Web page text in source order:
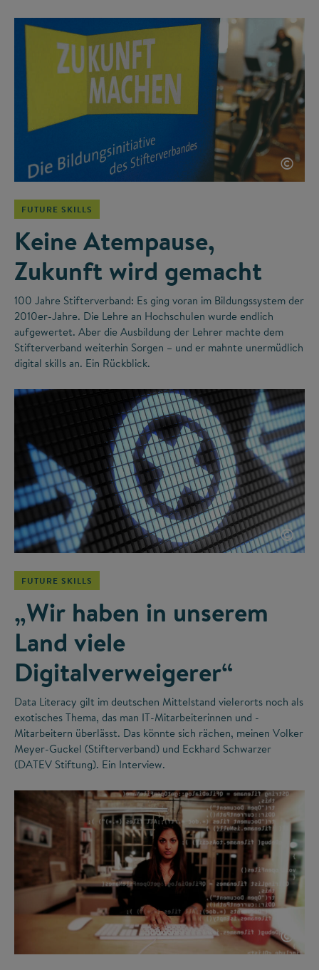
©
FUTURE SKILLS
Keine Atempause,
Zukunft wird gemacht
100 Jahre Stifterverband: Es ging voran im Bildungssystem der
2010er-Jahre. Die Lehre an Hochschulen wurde endlich
aufgewertet. Aber die Ausbildung der Lehrer machte dem
Stifterverband weiterhin Sorgen – und er mahnte unermüdlich
digital skills an. Ein Rückblick.
©
FUTURE SKILLS
„Wir haben in unserem
Land viele
Digitalverweigerer“
Data Literacy gilt im deutschen Mittelstand vielerorts noch als
exotisches Thema, das man IT-Mitarbeiterinnen und -
Mitarbeitern überlässt. Das könnte sich rächen, meinen Volker
Meyer-Guckel (Stifterverband) und Eckhard Schwarzer
(DATEV Stiftung). Ein Interview.
©